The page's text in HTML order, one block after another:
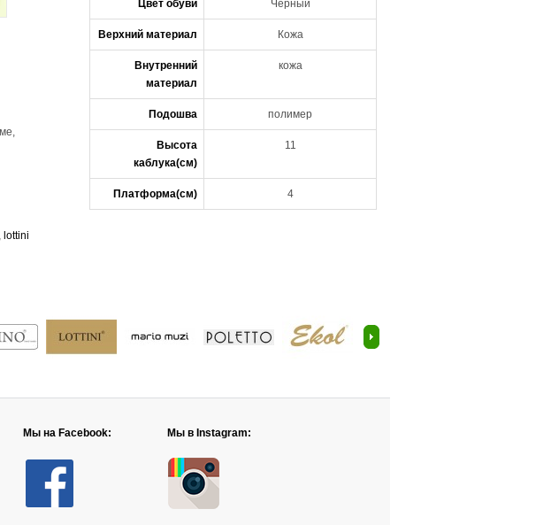
, lottini
Цвет обуви Черный
Верхний материал Кожа
Внутренний
материал
кожа
Подошва полимер
Высота
каблука(см)
11
Платформа(см) 4
Мы на Facebook: Мы в Instagram: